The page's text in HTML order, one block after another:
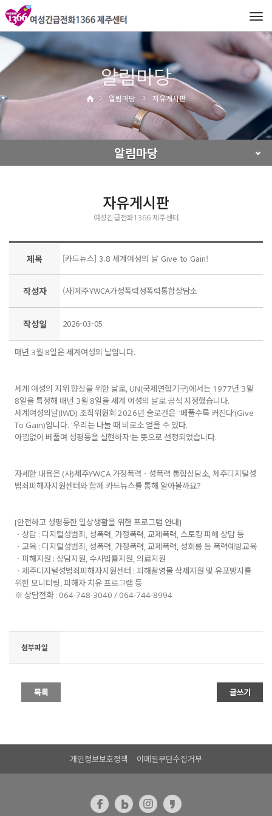
알림마당
알림마당 자유게시판
알림마당
자유게시판
여성긴급전화1366 제주센터
제목 [카드뉴스] 3.8 세계여성의 날 Give to Gain!
작성자 (사)제주YWCA가정폭력성폭력통합상담소
작성일 2026-03-05
매년 3월 8일은 세계여성의 날입니다.
세계 여성의 지위 향상을 위한 날로, UN(국제연합기구)에서는 1977년 3월
8일을 특정해 매년 3월 8일을 세계 여성의 날로 공식 지정했습니다.
세계여성의날(IWD) 조직위원회 2026년 슬로건은 ‘베풀수록 커진다’(Give
To Gain)입니다. '우리는 나눌 때 비로소 얻을 수 있다.
아낌없이 베풀며 성평등을 실현하자'는 뜻으로 선정되었습니다.
자세한 내용은 (사)제주YWCA 가정폭력ㆍ성폭력 통합상담소, 제주디지털성
범죄피해자지원센터와 함께 카드뉴스를 통해 알아볼까요?
[안전하고 성평등한 일상생활을 위한 프로그램 안내]
ㆍ상담 : 디지털성범죄, 성폭력, 가정폭력, 교제폭력, 스토킹 피해 상담 등
ㆍ교육 : 디지털성범죄, 성폭력, 가정폭력, 교제폭력, 성희롱 등 폭력예방교육
ㆍ피해지원 : 상담지원, 수사법률지원, 의료지원
ㆍ제주디지털성범죄피해자지원센터 : 피해촬영물 삭제지원 및 유포방지를
위한 모니터링, 피해자 치유 프로그램 등
※ 상담전화 : 064-748-3040 / 064-744-8994
첨부파일
개인정보보호정책 이메일무단수집거부